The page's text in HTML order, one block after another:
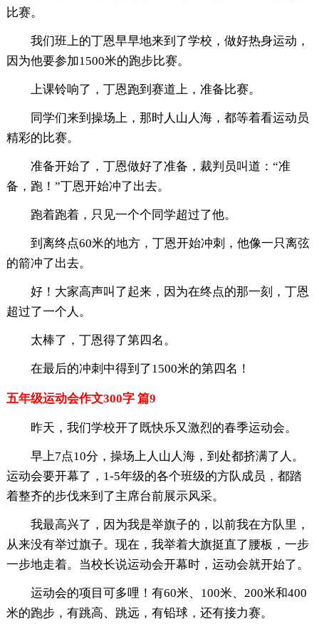
比赛。
我们班上的丁恩早早地来到了学校，做好热身运动，
因为他要参加1500米的跑步比赛。
上课铃响了，丁恩跑到赛道上，准备比赛。
同学们来到操场上，那时人山人海，都等着看运动员
精彩的比赛。
准备开始了，丁恩做好了准备，裁判员叫道：“准
备，跑！”丁恩开始冲了出去。
跑着跑着，只见一个个同学超过了他。
到离终点60米的地方，丁恩开始冲刺，他像一只离弦
的箭冲了出去。
好！大家高声叫了起来，因为在终点的那一刻，丁恩
超过了一个人。
太棒了，丁恩得了第四名。
在最后的冲刺中得到了1500米的第四名！
五年级运动会作文300字 篇9
昨天，我们学校开了既快乐又激烈的春季运动会。
早上7点10分，操场上人山人海，到处都挤满了人。
运动会要开幕了，1-5年级的各个班级的方队成员，都踏
着整齐的步伐来到了主席台前展示风采。
我最高兴了，因为我是举旗子的，以前我在方队里，
从来没有举过旗子。现在，我举着大旗挺直了腰板，一步
一步地走着。当校长说运动会开幕时，运动会就开始了。
运动会的项目可多哩！有60米、100米、200米和400
米的跑步，有跳高、跳远，有铅球，还有接力赛。